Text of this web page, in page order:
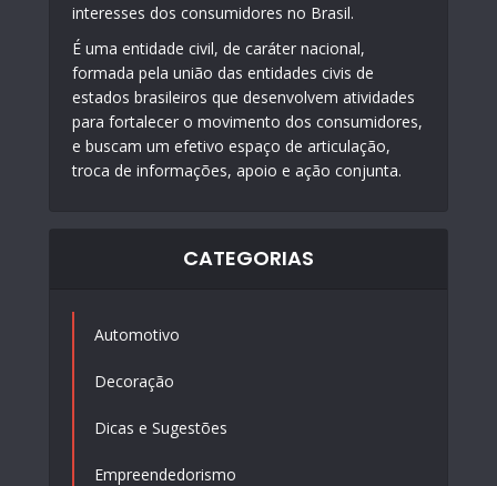
interesses dos consumidores no Brasil.
É uma entidade civil, de caráter nacional,
formada pela união das entidades civis de
estados brasileiros que desenvolvem atividades
para fortalecer o movimento dos consumidores,
e buscam um efetivo espaço de articulação,
troca de informações, apoio e ação conjunta.
CATEGORIAS
Automotivo
Decoração
Dicas e Sugestões
Empreendedorismo